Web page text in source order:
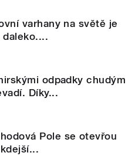
varhany na světě je
odpadky chudým
Díky...
Pole se otevřou